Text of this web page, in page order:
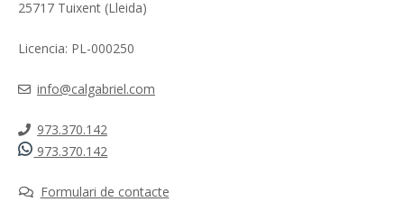
25717 Tuixent (Lleida)
Licencia: PL-000250
info@calgabriel.com
973.370.142
973.370.142
Formulari de contacte